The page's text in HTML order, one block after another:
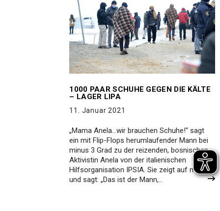
1000 PAAR SCHUHE GEGEN DIE KÄLTE
– LAGER LIPA
11. Januar 2021
„Mama Anela…wir brauchen Schuhe!“ sagt
ein mit Flip-Flops herumlaufender Mann bei
minus 3 Grad zu der reizenden, bosnischen
Aktivistin Anela von der italienischen
Hilfsorganisation IPSIA. Sie zeigt auf mich
und sagt: „Das ist der Mann,…